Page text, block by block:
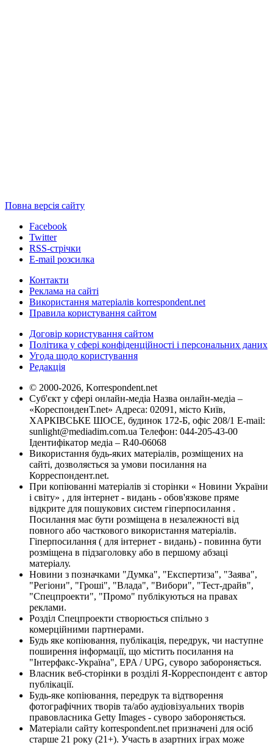
Повна версія сайту
Facebook
Twitter
RSS-стрічки
E-mail розсилка
Контакти
Реклама на сайті
Використання матеріалів korrespondent.net
Правила користування сайтом
Договір користування сайтом
Політика у сфері конфіденційності і персональних даних
Угода щодо користування
Редакція
© 2000-2026, Korrespondent.net
Суб'єкт у сфері онлайн-медіа Назва онлайн-медіа –
«КореспонденТ.net» Адреса: 02091, місто Київ,
ХАРКІВСЬКЕ ШОСЕ, будинок 172-Б, офіс 208/1 E-mail:
sunlight@mediadim.com.ua Телефон: 044-205-43-00
Ідентифікатор медіа – R40-06068
Використання будь-яких матеріалів, розміщених на
сайті, дозволяється за умови посилання на
Корреспондент.net.
При копіюванні матеріалів зі сторінки « Новини України
і світу» , для інтернет - видань - обов'язкове пряме
відкрите для пошукових систем гіперпосилання .
Посилання має бути розміщена в незалежності від
повного або часткового використання матеріалів.
Гіперпосилання ( для інтернет - видань) - повинна бути
розміщена в підзаголовку або в першому абзаці
матеріалу.
Новини з позначками "Думка", "Експертиза", "Заява",
"Регіони", "Гроші", "Влада", "Вибори", "Тест-драйв",
"Спецпроекти", "Промо" публікуються на правах
реклами.
Розділ Спецпроекти створюється спільно з
комерційними партнерами.
Будь яке копіювання, публікація, передрук, чи наступне
поширення інформації, що містить посилання на
"Інтерфакс-Україна", EPA / UPG, суворо забороняється.
Власник веб-сторінки в розділі Я-Корреспондент є автор
публікації.
Будь-яке копіювання, передрук та відтворення
фотографічних творів та/або аудіовізуальних творів
правовласника Getty Images - суворо забороняється.
Матеріали сайту korrespondent.net призначені для осіб
старше 21 року (21+). Участь в азартних іграх може